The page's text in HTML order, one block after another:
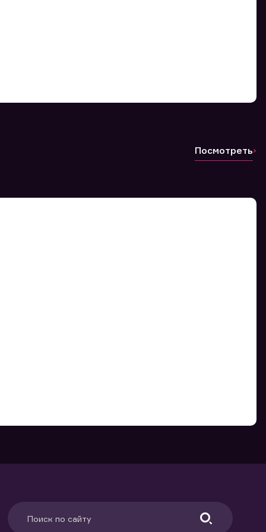
Посмотреть